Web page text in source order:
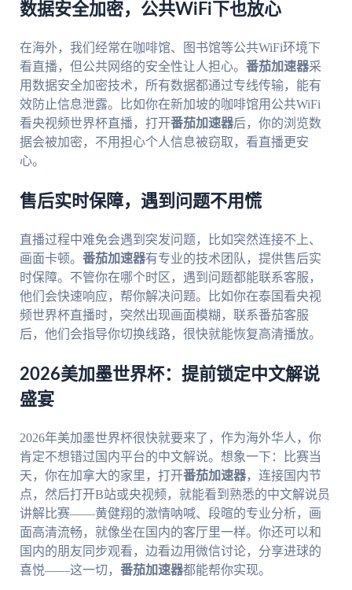
数据安全加密，公共WiFi下也放心
在海外，我们经常在咖啡馆、图书馆等公共WiFi环境下
看直播，但公共网络的安全性让人担心。 番茄加速器采
用数据安全加密技术，所有数据都通过专线传输，能有
效防止信息泄露。比如你在新加坡的咖啡馆用公共WiFi
看央视频世界杯直播，打开番茄加速器后，你的浏览数
据会被加密，不用担心个人信息被窃取，看直播更安
心。
售后实时保障，遇到问题不用慌
直播过程中难免会遇到突发问题，比如突然连接不上、
画面卡顿。 番茄加速器有专业的技术团队，提供售后实
时保障。不管你在哪个时区，遇到问题都能联系客服，
他们会快速响应，帮你解决问题。比如你在泰国看央视
频世界杯直播时，突然出现画面模糊，联系番茄客服
后，他们会指导你切换线路，很快就能恢复高清播放。
2026美加墨世界杯：提前锁定中文解说
盛宴
2026年美加墨世界杯很快就要来了，作为海外华人，你
肯定不想错过国内平台的中文解说。想象一下：比赛当
天，你在加拿大的家里，打开番茄加速器，连接国内节
点，然后打开B站或央视频，就能看到熟悉的中文解说员
讲解比赛——黄健翔的激情呐喊、段暄的专业分析，画
面高清流畅，就像坐在国内的客厅里一样。你还可以和
国内的朋友同步观看，边看边用微信讨论，分享进球的
喜悦——这一切， 番茄加速器都能帮你实现。